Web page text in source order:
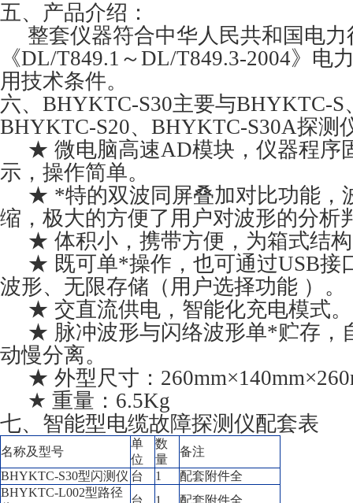
五、产品介绍：
整套仪器符合中华人民共和国电力
《DL/T849.1～DL/T849.3-2004》电
用技术条件。
六、BHYKTC-S30主要与BHYKTC-
BHYKTC-S20、BHYKTC-S30A探测
★ 微电脑高速AD模块，仪器程序
示，操作简单。
★ *特的双波同屏叠加对比功能，
缩，极大的方便了用户对波形的分析
★ 体积小，携带方便，为箱式结
★ 既可单*操作，也可通过USB接
波形、无限存储（用户选择功能 ）。
★ 交直流供电，智能化充电模式。
★ 脉冲波形与闪络波形单*贮存，
动慢分离。
★ 外型尺寸：
★ 重量：6.5Kg
七、智能型电缆故障探测仪配套表
名称及型号
单
位
数
量
备注
BHYKTC-S30型闪测仪 台 1
配套附件全
BHYKTC-L002型路径
台 1 配套附件全